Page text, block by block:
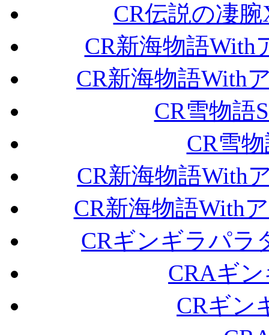
CR伝説の凄
CR新海物語With
CR新海物語With
CR雪物語
CR雪
CR新海物語With
CR新海物語With
CRギンギラパラ
CRAギ
CRギン